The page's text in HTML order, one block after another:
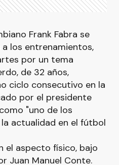
Frank Fabra se
los entrenamientos,
por un tema
de 32 años,
ciclo consecutivo en la
por el presidente
"uno de los
actualidad en el fútbol
el aspecto físico, bajo
Juan Manuel Conte.